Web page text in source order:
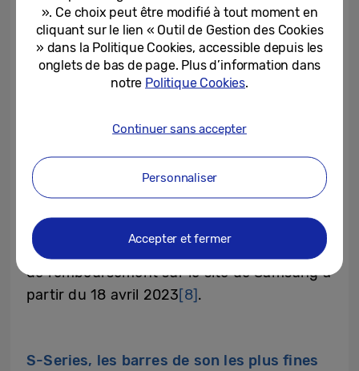
même le Smarthings Hub de Samsung qui
permet via l’application gratuite
SmartThings[7]de contrôler tous les
appareils connectés de la maison en Wi-Fi
L’ensemble de la gamme Q-Series 2023 est
disponible dès aujourd’hui. Elle se décline
Q700C, Q600C et Q60C. Tous les modèles
feront l’objet de précommandes avec offre
de remboursement sur le site de Samsung à
partir du 18 avril 2023[8].
S-Series, les barres de son les plus fines
». Ce choix peut être modifié à tout moment en
cliquant sur le lien « Outil de Gestion des Cookies
» dans la Politique Cookies, accessible depuis les
onglets de bas de page. Plus d’information dans
notre Politique Cookies.
Continuer sans accepter
Personnaliser
Accepter et fermer